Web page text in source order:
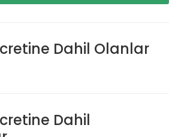
Dahil Olanlar
Dahil